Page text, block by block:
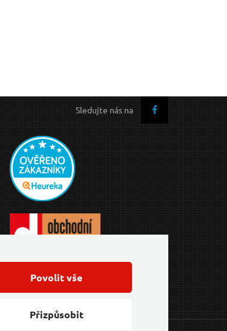
Sledujte nás na
Přizpůsobit
Povolit vše